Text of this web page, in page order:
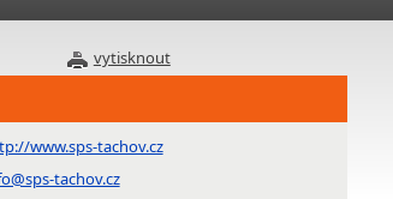
vytisknout
www.sps-tachov.cz
tachov.cz